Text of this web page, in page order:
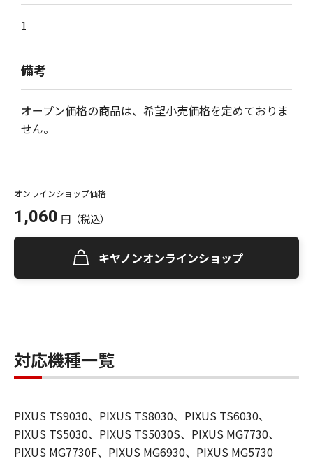
1
備考
オープン価格の商品は、希望小売価格を定めておりま
せん。
オンラインショップ価格
1,060 円 （税込）
キヤノンオンラインショップ
対応機種一覧
PIXUS TS9030、PIXUS TS8030、PIXUS TS6030、
PIXUS TS5030、PIXUS TS5030S、PIXUS MG7730、
PIXUS MG7730F、PIXUS MG6930、PIXUS MG5730